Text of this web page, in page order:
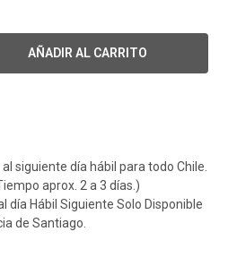
al siguiente día hábil para todo Chile.
aprox. 2 a 3 días.)
día Hábil Siguiente Solo Disponible
de Santiago.